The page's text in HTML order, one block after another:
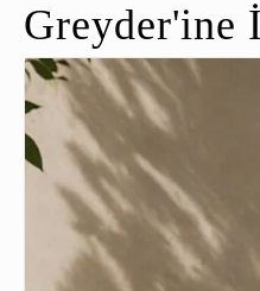
Greyder'ine